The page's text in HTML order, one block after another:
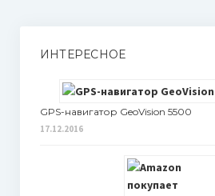
ИНТЕРЕСНОЕ
GPS-навигатор GeoVision 5500
17.12.2016